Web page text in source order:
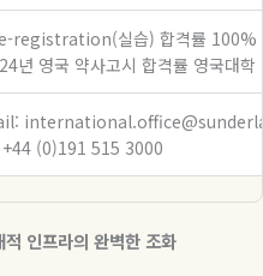
registration(실습) 합격률 100%
년 영국 약사고시 합격률 영국대학
(0)191 515 3000
인프라의 완벽한 조화